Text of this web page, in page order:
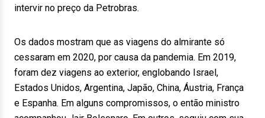
intervir no preço da Petrobras.
Os dados mostram que as viagens do almirante só
cessaram em 2020, por causa da pandemia. Em 2019,
foram dez viagens ao exterior, englobando Israel,
Estados Unidos, Argentina, Japão, China, Áustria, França
e Espanha. Em alguns compromissos, o então ministro